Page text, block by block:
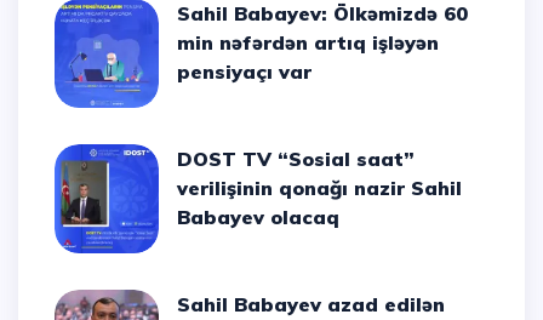
Sahil Babayev: Ölkəmizdə 60
min nəfərdən artıq işləyən
pensiyaçı var
DOST TV “Sosial saat”
verilişinin qonağı nazir Sahil
Babayev olacaq
Sahil Babayev azad edilən